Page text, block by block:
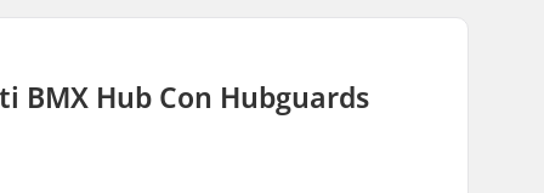
BMX Hub Con Hubguards